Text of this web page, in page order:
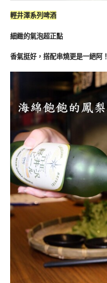
輕井澤系列啤酒
細緻的氣泡超正點
香氣挺好，搭配串燒更是一絕阿！